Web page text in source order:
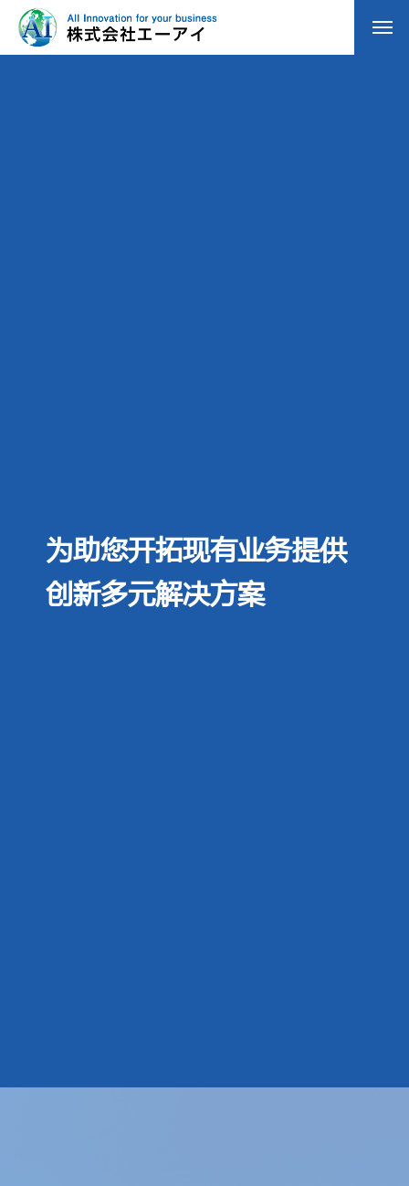
为助您开拓现有业务提供
创新多元解决方案